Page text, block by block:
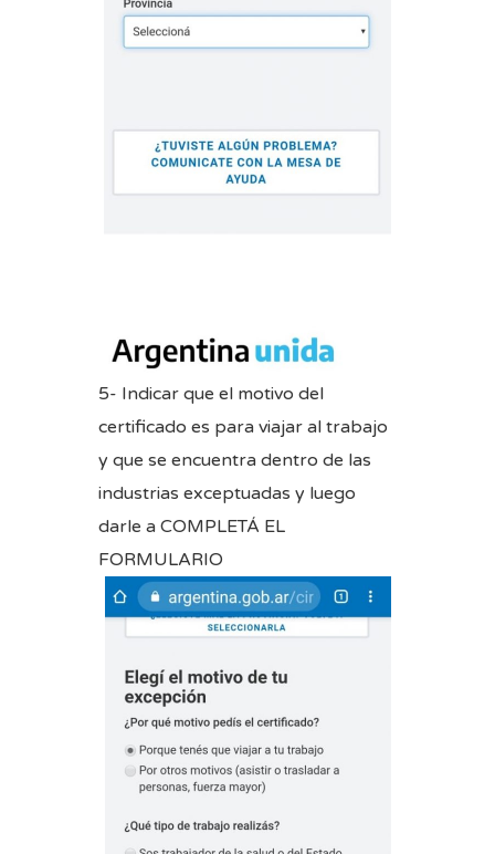
5- Indicar que el motivo del
certificado es para viajar al trabajo
y que se encuentra dentro de las
industrias exceptuadas y luego
darle a COMPLETÁ EL
FORMULARIO